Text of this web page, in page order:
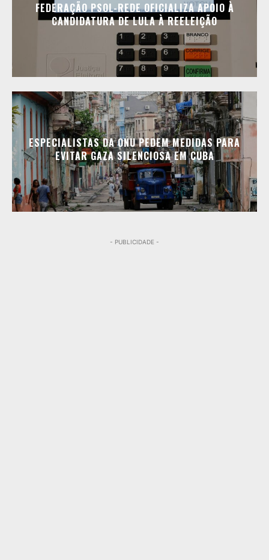
FEDERAÇÃO PSOL-REDE OFICIALIZA APOIO À
CANDIDATURA DE LULA À REELEIÇÃO
ESPECIALISTAS DA ONU PEDEM MEDIDAS PARA
EVITAR GAZA SILENCIOSA EM CUBA
- PUBLICIDADE -